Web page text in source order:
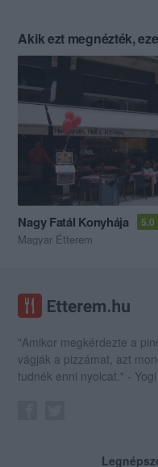
Akik ezt megnézték,
Nagy Fatál Konyhája 5.0
Magyar Étterem
"Amikor megkérdezte a
vágják a pizzámat, azt
tudnék enni nyolcat." -